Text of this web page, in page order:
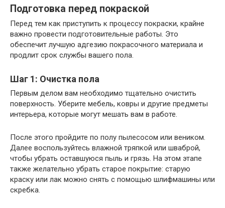
Подготовка перед покраской
Перед тем как приступить к процессу покраски, крайне
важно провести подготовительные работы. Это
обеспечит лучшую адгезию покрасочного материала и
продлит срок службы вашего пола.
Шаг 1: Очистка пола
Первым делом вам необходимо тщательно очистить
поверхность. Уберите мебель, ковры и другие предметы
интерьера, которые могут мешать вам в работе.
После этого пройдите по полу пылесосом или веником.
Далее воспользуйтесь влажной тряпкой или шваброй,
чтобы убрать оставшуюся пыль и грязь. На этом этапе
также желательно убрать старое покрытие: старую
краску или лак можно снять с помощью шлифмашины или
скребка.